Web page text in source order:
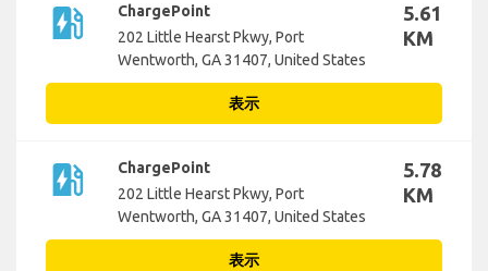
ev_station
ChargePoint
202 Little Hearst Pkwy, Port
Wentworth, GA 31407, United States
5.61
KM
表示
ev_station
ChargePoint
202 Little Hearst Pkwy, Port
Wentworth, GA 31407, United States
5.78
KM
表示